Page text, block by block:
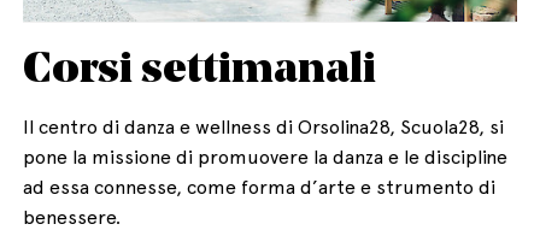
Corsi settimanali
Il centro di danza e wellness di Orsolina28, Scuola28, si
pone la missione di promuovere la danza e le discipline
ad essa connesse, come forma d’arte e strumento di
benessere.